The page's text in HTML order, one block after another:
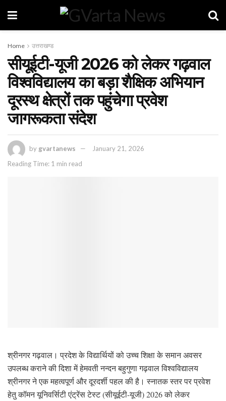
Home उत्तराखण्ड
सीयूईटी-यूजी 2026 को लेकर गढ़वाल
विश्वविद्यालय का बड़ा शैक्षिक अभियान
दूरस्थ क्षेत्रों तक पहुंचेगा प्रवेश
जागरूकता संदेश
by gvartanews
January 21, 2026
Reading Time: 1 min read
श्रीनगर गढ़वाल। प्रदेश के विद्यार्थियों को उच्च शिक्षा के समान अवसर
उपलब्ध कराने की दिशा में हेमवती नन्दन बहुगुणा गढ़वाल विश्वविद्यालय
श्रीनगर ने एक महत्वपूर्ण और दूरदर्शी पहल की है। स्नातक स्तर पर प्रवेश
हेतु कॉमन यूनिवर्सिटी एंट्रेंस टेस्ट (सीयूईटी-यूजी) 2026 को लेकर